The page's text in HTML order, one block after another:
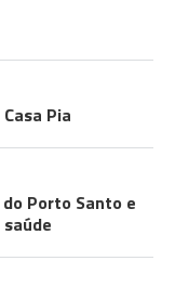
Pia
Porto Santo e